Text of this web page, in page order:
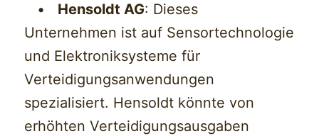
• Hensoldt AG: Dieses
Unternehmen ist auf Sensortechnologie
und Elektroniksysteme für
Verteidigungsanwendungen
spezialisiert. Hensoldt könnte von
erhöhten Verteidigungsausgaben